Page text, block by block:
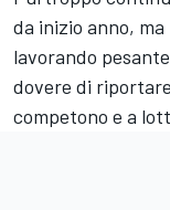
da inizio anno,
lavorando
dovere di
competono e a